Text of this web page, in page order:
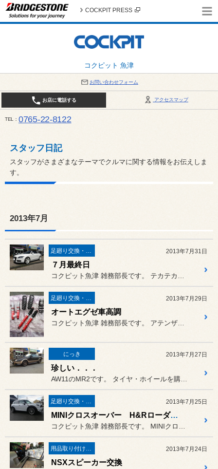
コクピット 魚津
COCKPIT PRESS
お問い合わせフォーム
アクセスマップ
お店に電話する
TEL 0765-22-8122
スタッフ日記
スタッフがさまざまなテーマでクルマに関する情報をお伝えしま
す。
2013年7月
足廻り交換・４輪アライメント調整 2013年7月31日
７月最終日
足廻り交換・４輪アライメント調整 2013年7月29日
オートエグゼ車高調
にっき 2013年7月27日
珍しい．．．
AW11のMR2です。 タイヤ・ホイールを購入いただいた...
足廻り交換・４輪アライメント調整 2013年7月25日
MINIクロスオーバー H&Rローダウンサス
コクピット魚津 雑務部長です。 MINIクロスオーバー H&Rロ...
用品取り付け作業 2013年7月24日
NSXスピーカー交換